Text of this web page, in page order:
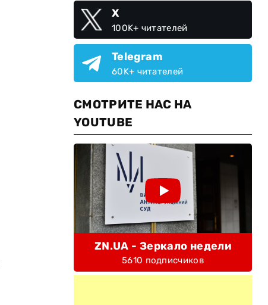
X
100K+ читателей
Telegram
60K+ читателей
СМОТРИТЕ НАС НА
YOUTUBE
ZN.UA - Зеркало недели
5610 подписчиков